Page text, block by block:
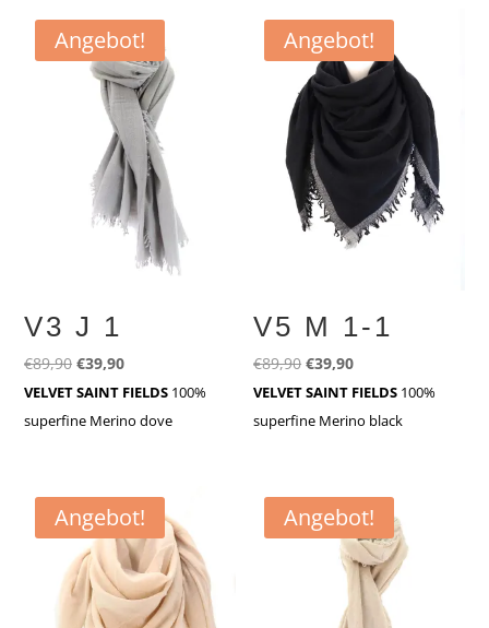
Angebot!
V3 J 1
€89,90 Ursprünglicher
Preis
war:
€39,90Aktueller
Preis
ist:
VELVET SAINT FIELDS 100%
superfine Merino dove
Angebot!
V5 M 1-1
€89,90 Ursprünglicher
Preis
war:
€39,90Aktueller
Preis
ist:
VELVET SAINT FIELDS 100%
superfine Merino black
Angebot! Angebot!